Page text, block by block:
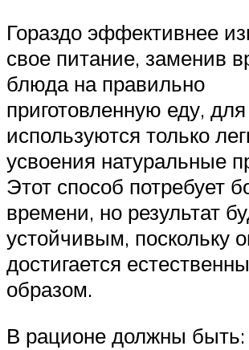
Гораздо эффективнее
свое питание, заменив
блюда на правильно
приготовленную еду, для
используются только
усвоения натуральные
Этот способ потребует
времени, но результат
устойчивым, поскольку
достигается
образом.
В рационе должны быть: